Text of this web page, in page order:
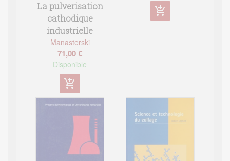
La pulverisation
cathodique
industrielle
Manasterski
71,00 €
Disponible
add_shopping_cart
add_shopping_cart